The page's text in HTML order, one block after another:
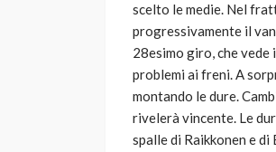
scelto le medie. Nel
progressivamente il
28esimo giro, che
problemi ai freni. A
montando le dure.
rivelerà vincente. Le
spalle di Raikkonen e